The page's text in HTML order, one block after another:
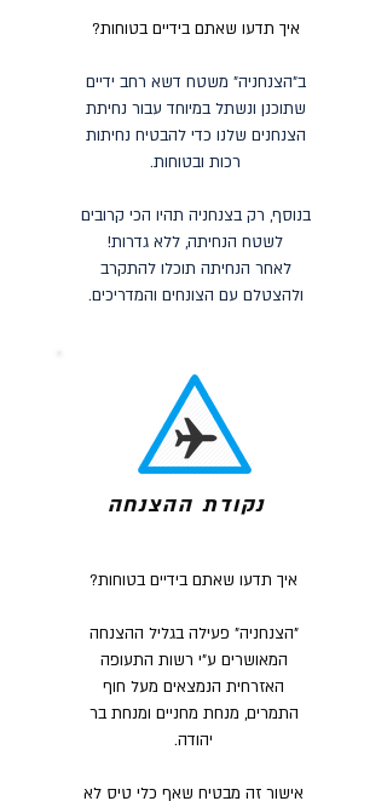
איך תדעו שאתם בידיים בטוחות?
ב"הצנחניה" משטח דשא רחב ידיים
שתוכנן ונשתל במיוחד עבור נחיתת
הצנחנים שלנו כדי להבטיח נחיתות
רכות ובטוחות.
בנוסף, רק בצנחניה תהיו הכי קרובים
לשטח הנחיתה, ללא גדרות!
לאחר הנחיתה תוכלו להתקרב
ולהצטלם עם הצונחים והמדריכים.
נקודת ההצנחה
איך תדעו שאתם בידיים בטוחות?
"הצנחניה" פעילה בגליל ההצנחה
המאושרים ע"י רשות התעופה
האזרחית הנמצאים מעל חוף
התמרים, מנחת מחניים ומנחת בר
יהודה.
אישור זה מבטיח שאף כלי טיס לא